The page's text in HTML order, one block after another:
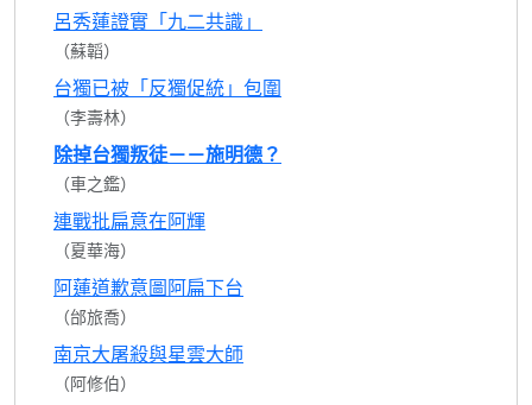
呂秀蓮證實「九二共識」
（蘇韜）
台獨已被「反獨促統」包圍
（李壽林）
除掉台獨叛徒－－施明德？
（車之鑑）
連戰批扁意在阿輝
（夏華海）
阿蓮道歉意圖阿扁下台
（邰旅喬）
南京大屠殺與星雲大師
（阿修伯）